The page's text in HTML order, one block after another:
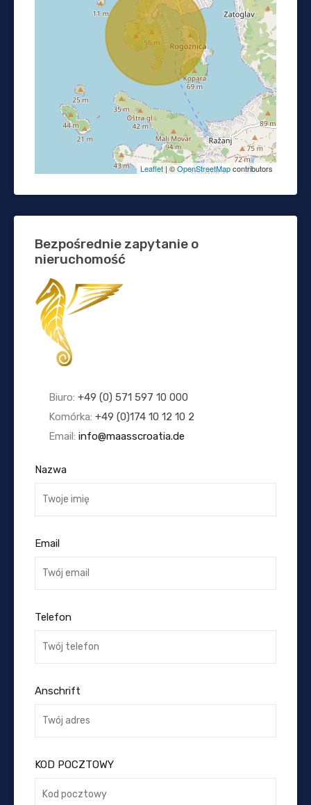
Leaflet | ©OpenStreetMapcontributors
Bezpośrednie zapytanie o
nieruchomość
Biuro: +49 (0) 571 597 10 000
Komórka: +49 (0)174 10 12 10 2
Email: info@maasscroatia.de
Nazwa
Email
Telefon
Anschrift
KOD POCZTOWY